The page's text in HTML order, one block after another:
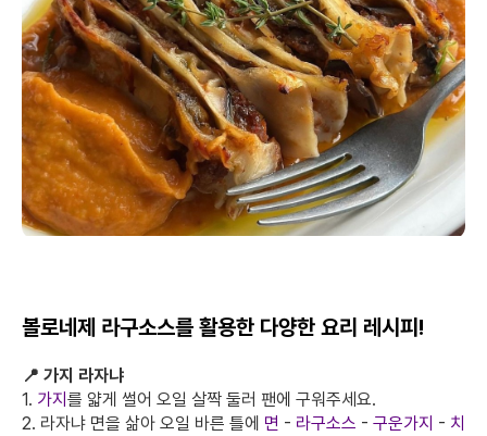
볼로네제 라구소스를 활용한 다양한 요리 레시피!
📍 가지 라자냐
1. 가지를 얇게 썰어 오일 살짝 둘러 팬에 구워주세요.
2. 라자냐 면을 삶아 오일 바른 틀에 면 - 라구소스 - 구운가지 - 치